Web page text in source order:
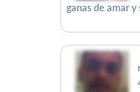
ganas de amar